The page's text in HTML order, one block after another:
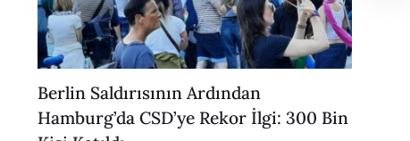
Berlin Saldırısının Ardından
Hamburg’da CSD’ye Rekor İlgi: 300 Bin